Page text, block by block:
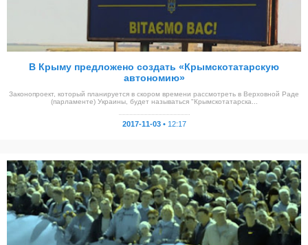
В Крыму предложено создать «Крымскотатарскую
автономию»
Законопроект, который планируется в скором времени рассмотреть в Верховной Раде
(парламенте) Украины, будет называться "Крымскотатарска...
2017-11-03 • 12:17